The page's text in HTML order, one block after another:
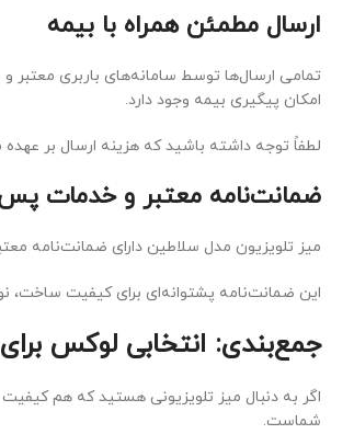
ارسال مطمئن همراه با بیمه
تمامی ارسال‌ها توسط سامانه‌های باربری
امکان پیگیری بیمه وجود دارد.
لطفاً توجه داشته باشید که هزینه ارسال بر
ضمانت‌نامه معتبر و خدمات
میز تلویزیون مدل سلاطین دارای ضمانت‌نامه
این ضمانت‌نامه پشتوانه‌ای برای کیفیت ساخت،
جمع‌بندی: انتخابی لوکس
اگر به دنبال میز تلویزیونی هستید که هم
شماست.